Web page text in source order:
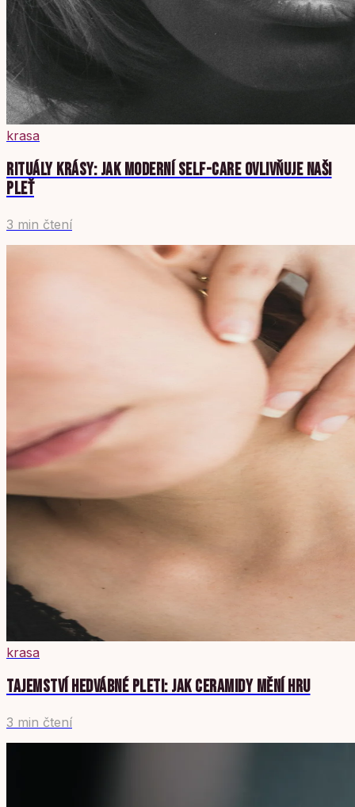
krasa
RITUÁLY KRÁSY: JAK MODERNÍ SELF-CARE OVLIVŇUJE NAŠI
PLEŤ
3 min čtení
krasa
TAJEMSTVÍ HEDVÁBNÉ PLETI: JAK CERAMIDY MĚNÍ HRU
3 min čtení